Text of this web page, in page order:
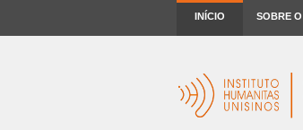
INÍCIO SOBRE